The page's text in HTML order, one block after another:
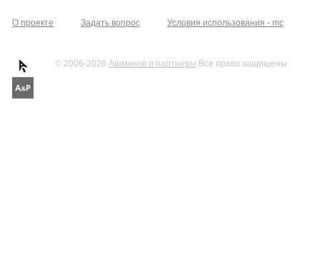
О проекте Задать вопрос Условия использования - mc
© 2006-2026 Ашманов и партнеры Все права защищены